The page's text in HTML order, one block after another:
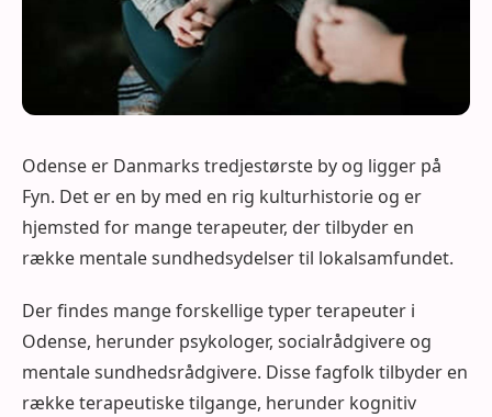
Odense er Danmarks tredjestørste by og ligger på
Fyn. Det er en by med en rig kulturhistorie og er
hjemsted for mange terapeuter, der tilbyder en
række mentale sundhedsydelser til lokalsamfundet.
Der findes mange forskellige typer terapeuter i
Odense, herunder psykologer, socialrådgivere og
mentale sundhedsrådgivere. Disse fagfolk tilbyder en
række terapeutiske tilgange, herunder kognitiv